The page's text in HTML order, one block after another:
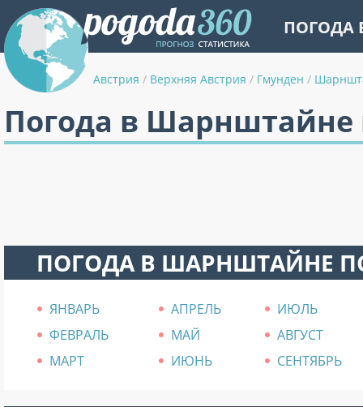
ПОГОДА
Австрия / Верхняя Австрия / Гмунден /
Погода в Шарнштайне
ПОГОДА В ШАРНШТАЙНЕ
ЯНВАРЬ АПРЕЛЬ
ИЮЛЬ
ФЕВРАЛЬ
МАЙ
АВГУСТ
МАРТ
ИЮНЬ СЕНТЯБРЬ